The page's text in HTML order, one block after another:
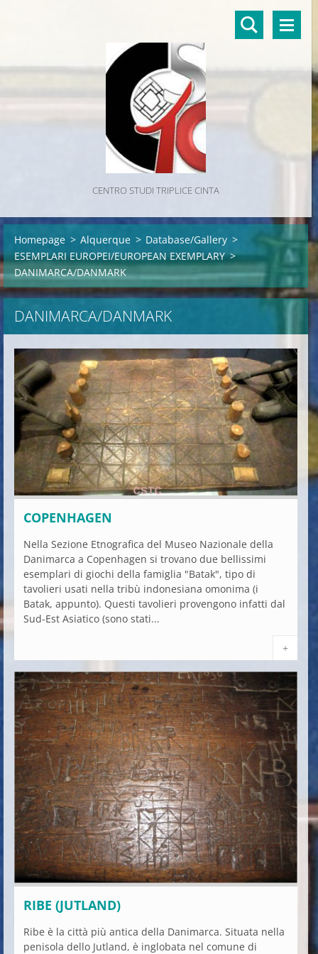
CENTRO STUDI TRIPLICE CINTA
Homepage > Alquerque > Database/Gallery >
ESEMPLARI EUROPEI/EUROPEAN EXEMPLARY >
DANIMARCA/DANMARK
DANIMARCA/DANMARK
COPENHAGEN
Nella Sezione Etnografica del Museo Nazionale della
Danimarca a Copenhagen si trovano due bellissimi
esemplari di giochi della famiglia "Batak", tipo di
tavolieri usati nella tribù indonesiana omonima (i
Batak, appunto). Questi tavolieri provengono infatti dal
Sud-Est Asiatico (sono stati...
+
RIBE (JUTLAND)
Ribe è la città più antica della Danimarca. Situata nella
penisola dello Jutland, è inglobata nel comune di